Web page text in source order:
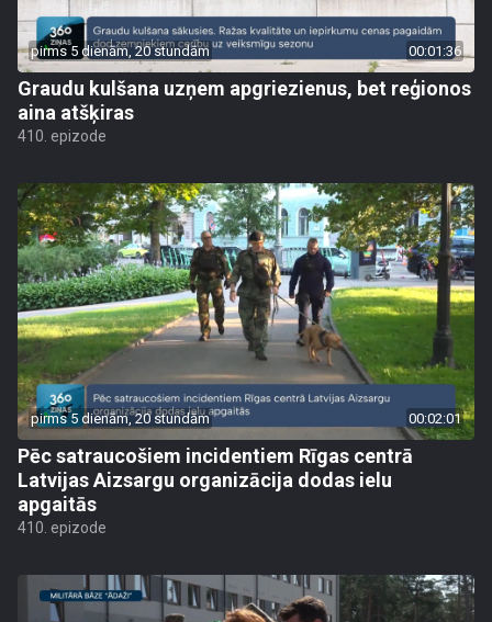
pirms 5 dienām, 20 stundām 00:01:36
Graudu kulšana uzņem apgriezienus, bet reģionos
aina atšķiras
410. epizode
pirms 5 dienām, 20 stundām 00:02:01
Pēc satraucošiem incidentiem Rīgas centrā
Latvijas Aizsargu organizācija dodas ielu
apgaitās
410. epizode